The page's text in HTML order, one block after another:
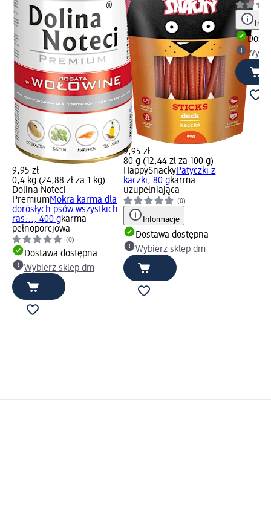
9,95 zł
0,4 kg (24,88 zł za 1 kg)
Dolina Noteci
PremiumMokra karma dla
dorosłych psów wszystkich
ras..., 400 gkarma
pełnoporcjowa
(0)
Dostawa dostępna
Wybierz sklep dm
9,95 zł
80 g (12,44 zł za 100 g)
HappySnackyPatyczki z
kaczki, 80 gkarma
uzupełniająca
(0)
Informacje
Dostawa dostępna
Wybierz sklep dm